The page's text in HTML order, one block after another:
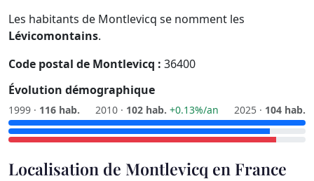
Les habitants de Montlevicq se nomment les
Lévicomontains.
Code postal de Montlevicq : 36400
Évolution démographique
1999 · 116 hab. 2010 · 102 hab. +0.13%/an 2025 · 104 hab.
Localisation de Montlevicq en France